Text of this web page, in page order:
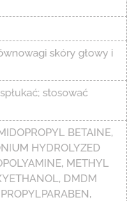
skóry głowy i
stosować
BETAINE,
HYDROLYZED
METHYL
DMDM